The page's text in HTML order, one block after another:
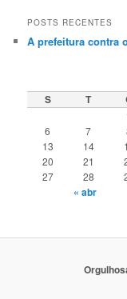
q
i
r
POSTS RECENTES
A prefeitura contra
S T
6
7
13
14
20
21
27
28
« abr